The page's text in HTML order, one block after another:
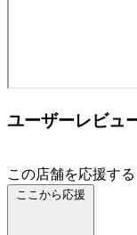
ユーザーレビュ
この店舗を応援する
ここから応援